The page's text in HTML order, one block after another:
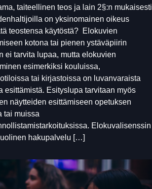
taiteellinen teos ja lain 2§:n mukaisesti
on yksinomainen oikeus
teostensa käytöstä? Elokuvien
kotona tai pienen ystäväpiirin
ei tarvita lupaa, mutta elokuvien
esimerkiksi kouluissa,
tai kirjastoissa on luvanvaraista
esittämistä. Esityslupa tarvitaan myös
näytteiden esittämiseen opetuksen
tai muissa
Elokuvalisenssin
hakupalvelu […]